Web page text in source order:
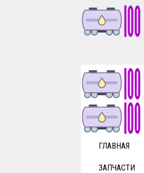
v
a
n
o
ГЛАВНАЯ
ЗАПЧАСТИ